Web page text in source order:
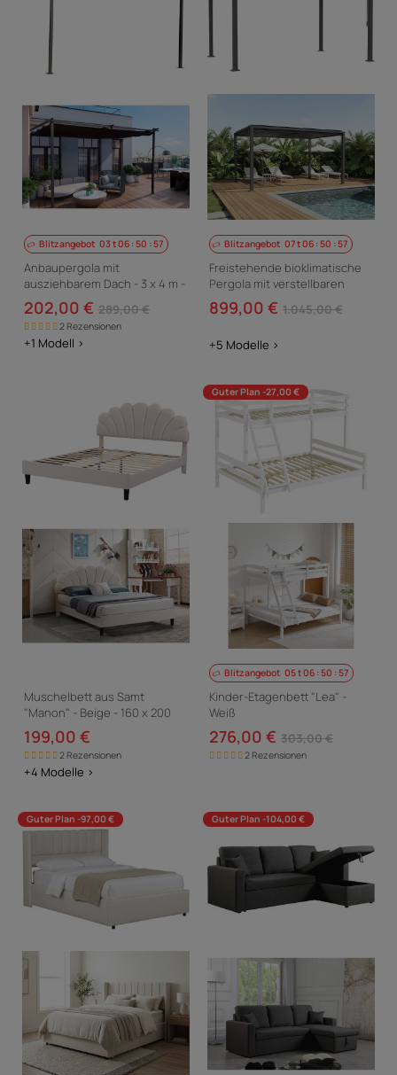
Blitzangebot 03t06 :50 :56
Anbaupergola mit
ausziehbarem Dach - 3 x 4 m -
Anthrazitgrau
202,00 € 289,00 €
2 Rezensionen
+1 Modell >
Blitzangebot 07t06 :50 :56
Freistehende bioklimatische
Pergola mit verstellbaren
Lamellen „Howard“ – 3 x 4 M –
Grau
899,00 € 1.045,00 €
+5 Modelle >
Muschelbett aus Samt
"Manon" - Beige - 160 x 200
cm
199,00 €
2 Rezensionen
+4 Modelle >
Guter Plan -27,00 €
Blitzangebot 05t06 :50 :56
Kinder-Etagenbett "Lea" -
Weiß
276,00 € 303,00 €
2 Rezensionen
Guter Plan -97,00 € Guter Plan -104,00 €